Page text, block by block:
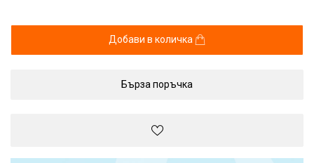
Добави в количка
Бърза поръчка